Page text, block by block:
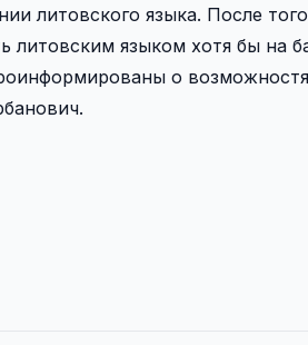
литовского языка. После
литовским языком хотя бы на
о